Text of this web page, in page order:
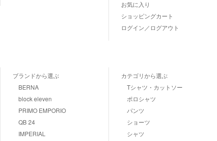
お気に入り
ショッピングカート
ログイン／ログアウト
ブランドから選ぶ
BERNA
block eleven
PRIMO EMPORIO
QB 24
IMPERIAL
カテゴリから選ぶ
Tシャツ・カットソー
ポロシャツ
パンツ
ショーツ
シャツ